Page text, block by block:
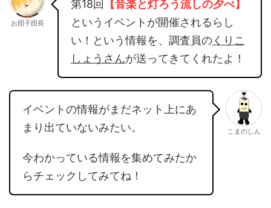
お団子団長
第18回
【音楽と灯ろう流しの夕べ】
というイベントが開催されるらし
い！という情報を、調査員のくりこ
しょうさんが送ってきてくれたよ！
イベントの情報がまだネット上にあ
まり出ていないみたい。
今わかっている情報を集めてみたか
らチェックしてみてね！
こまのしん